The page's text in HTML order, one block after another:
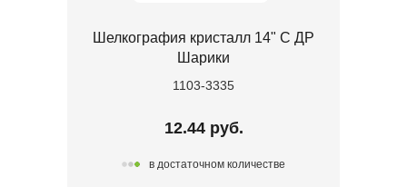
Шелкография кристалл 14" С ДР
Шарики
1103-3335
12.44 руб.
в достаточном количестве